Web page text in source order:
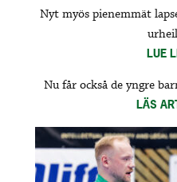
Nyt myös pienemmät
LUE
Nu får också de yngre
LÄS